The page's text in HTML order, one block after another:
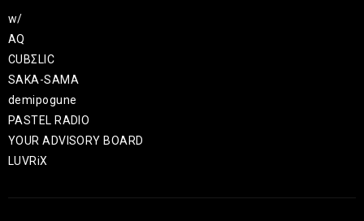
w/
AQ
CUBΣLIC
SAKA-SAMA
demipogune
PASTEL RADIO
YOUR ADVISORY BOARD
LUVRiX